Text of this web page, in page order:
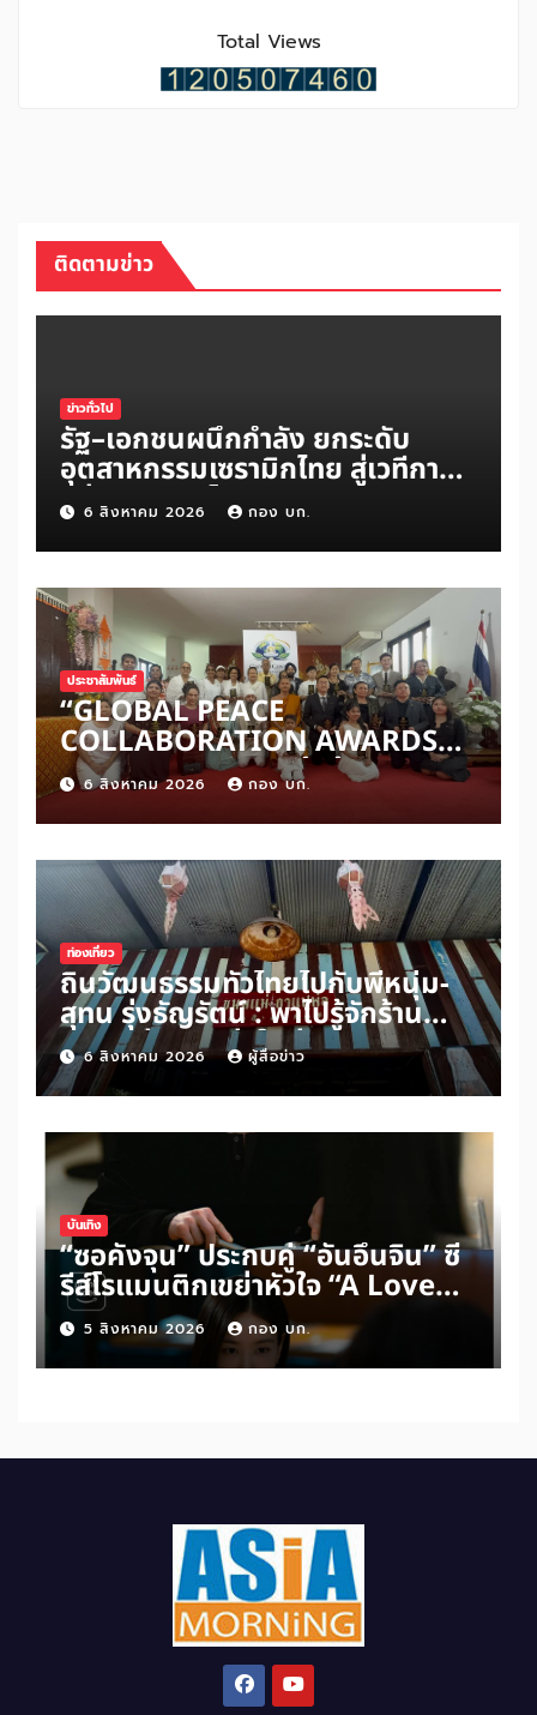
Total Views
ติดตามข่าว
ข่าวทั่วไป
รัฐ–เอกชนผนึกกำลัง ยกระดับ
อุตสาหกรรมเซรามิกไทย สู่เวทีการ
แข่งขันระดับโลก
6 สิงหาคม 2026 กอง บก.
ประชาสัมพันธ์
“GLOBAL PEACE
COLLABORATION AWARDS
2026” เปิดเวทีเชิดชูผู้สร้าง
สันติภาพโลก ดันแนวคิด ‘สันติภาพ
เริ่มต้นจากหัวใจมนุษย์’ สู่ความร่วม
มือระดับนานาชาติ
6 สิงหาคม 2026 กอง บก.
ท่องเที่ยว
ถิ่นวัฒนธรรมทั่วไทยไปกับพี่หนุ่ม-
สุทน รุ่งธัญรัตน์ : พาไปรู้จักร้าน
ขนมแม่กาแฟพ่อในย่านสวนเกษตร
อำเภออัมพวา จังหวัดสมุทรสงคราม
6 สิงหาคม 2026 ผู้สื่อข่าว
บันเทิง
“ซอคังจุน” ประกบคู่ “อันอึนจิน” ซี
รีส์โรแมนติกเขย่าหัวใจ “A Love
Other Than Yours”
5 สิงหาคม 2026 กอง บก.